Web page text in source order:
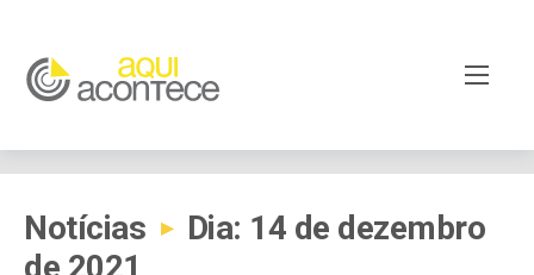
Notícias ▸
Dia: 14 de dezembro